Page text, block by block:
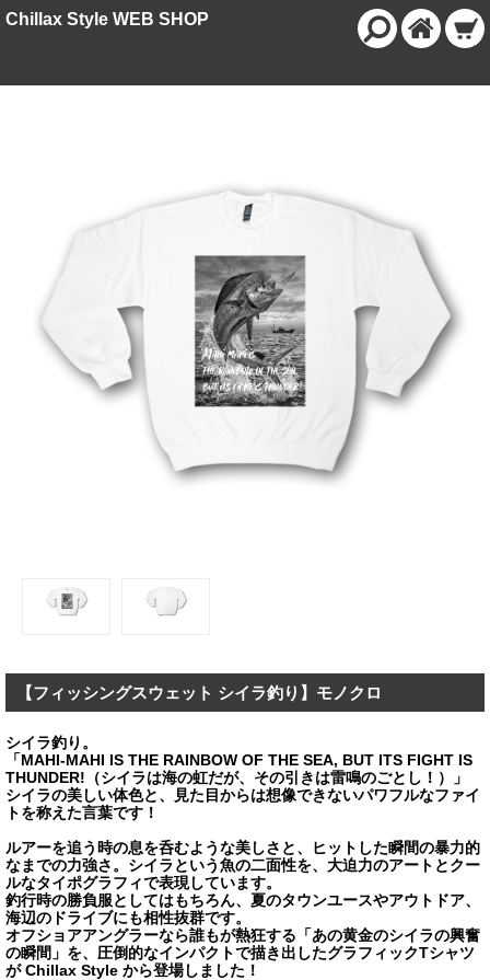
Chillax Style WEB SHOP
【フィッシングスウェット シイラ釣り】モノクロ
シイラ釣り。
「MAHI-MAHI IS THE RAINBOW OF THE SEA, BUT ITS FIGHT IS
THUNDER!（シイラは海の虹だが、その引きは雷鳴のごとし！）」
シイラの美しい体色と、見た目からは想像できないパワフルなファイ
トを称えた言葉です！
ルアーを追う時の息を呑むような美しさと、ヒットした瞬間の暴力的
なまでの力強さ。シイラという魚の二面性を、大迫力のアートとクー
ルなタイポグラフィで表現しています。
釣行時の勝負服としてはもちろん、夏のタウンユースやアウトドア、
海辺のドライブにも相性抜群です。
オフショアアングラーなら誰もが熱狂する「あの黄金のシイラの興奮
の瞬間」を、圧倒的なインパクトで描き出したグラフィックTシャツ
が Chillax Style から登場しました！